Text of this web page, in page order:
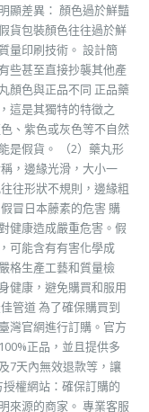
顯差異： 顏色過於鮮豔
貨包裝顏色往往過於鮮
量印刷技術。 設計簡
些甚至直接抄襲其他產
顏色與正品不同 正品藥
這是其獨特的特徵之
、紫色或灰色等不自然
是假貨。 （2）藥丸形
，邊緣光滑，大小一
往形狀不規則，邊緣粗
冒日本藤素的危害 購
健康造成嚴重危害。假
可能含有有害化學成
格生產工藝和質量檢
健康，避免購買和服用
管道 為了確保購買到
灣官網進行訂購。官方
正品，並且提供多
7天內無效退款等，讓
權網站：確保訂購的
來源的商家。 專業客服